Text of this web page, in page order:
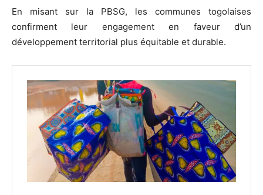
En misant sur la PBSG, les communes togolaises
confirment leur engagement en faveur d’un
développement territorial plus équitable et durable.